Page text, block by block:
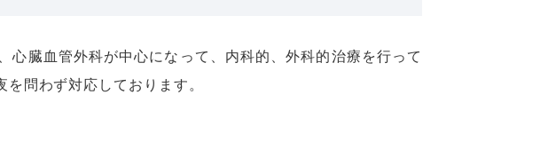
臓血管外科が中心になって、内科的、外科的治療を行って
問わず対応しております。